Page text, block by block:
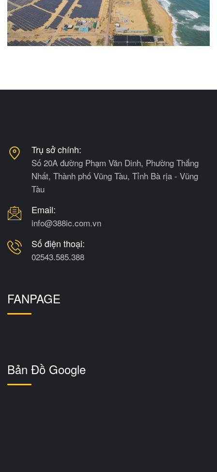
Trụ sở chính:
Số 20A đường Phạm Văn Dinh, Phường Thắng
Nhất, Thành phố Vũng Tàu, Tỉnh Bà rịa - Vũng
Tàu
Email:
info@388ic.com.vn
Số điện thoại:
02543.585.388
FANPAGE
Bản Đồ Google